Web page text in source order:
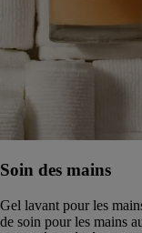
Soin des mains
Gel lavant pour les
de soin pour les mains